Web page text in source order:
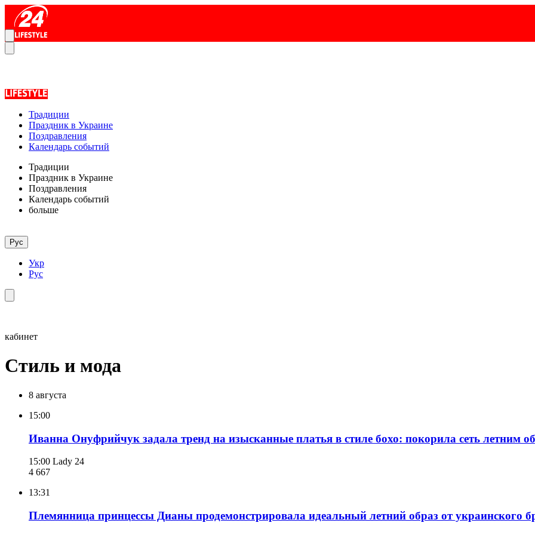
Традиции
Праздник в Украине
Поздравления
Календарь событий
Традиции
Праздник в Украине
Поздравления
Календарь событий
больше
Рус
Укр
Рус
кабинет
Стиль и мода
8 августа
15:00
Иванна Онуфрийчук задала тренд на изысканные платья в стиле бохо: покорила сеть летним
15:00 Lady 24
4 667
13:31
Племянница принцессы Дианы продемонстрировала идеальный летний образ от украинского